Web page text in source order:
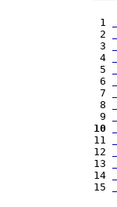
1
2
3
4
5
6
7
8
9
10
11
12
13
14
15